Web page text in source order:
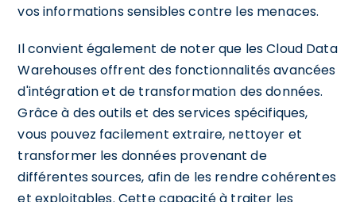
vos informations sensibles contre les menaces.
Il convient également de noter que les Cloud Data
Warehouses offrent des fonctionnalités avancées
d'intégration et de transformation des données.
Grâce à des outils et des services spécifiques,
vous pouvez facilement extraire, nettoyer et
transformer les données provenant de
différentes sources, afin de les rendre cohérentes